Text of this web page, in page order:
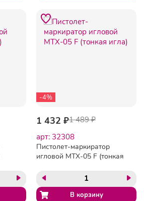
-4%
1 432 ₽1 489 ₽
арт: 32308
Пистолет-маркиратор
игловой MTX-05 F (тонкая